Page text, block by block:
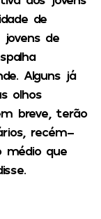
de
de
Alguns já
olhos
breve, terão
recém-
médio que